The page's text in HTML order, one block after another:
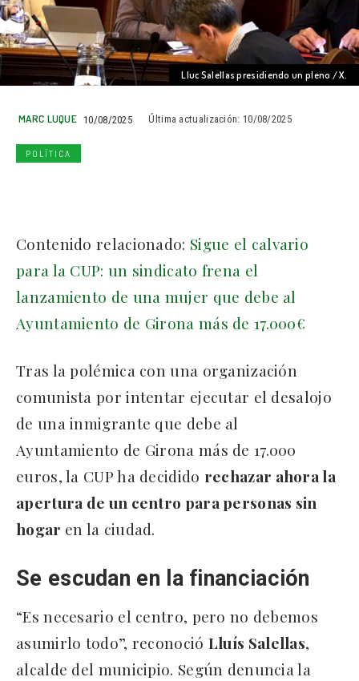
Lluc Salellas presidiendo un pleno / X.
MARC LUQUE 10/08/2025 Última actualización: 10/08/2025
POLÍTICA
Contenido relacionado: Sigue el calvario
para la CUP: un sindicato frena el
lanzamiento de una mujer que debe al
Ayuntamiento de Girona más de 17.000€
Tras la polémica con una organización
comunista por intentar ejecutar el desalojo
de una inmigrante que debe al
Ayuntamiento de Girona más de 17.000
euros, la CUP ha decidido rechazar ahora la
apertura de un centro para personas sin
hogar en la ciudad.
Se escudan en la financiación
“Es necesario el centro, pero no debemos
asumirlo todo”, reconoció Lluís Salellas,
alcalde del municipio. Según denuncia la